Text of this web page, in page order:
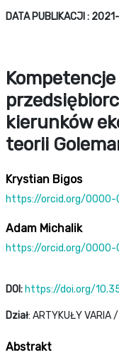
DATA PUBLIKACJI :
kierunków
teorii
Krystian Bigos
https://orcid.org/0000-
Adam Michalik
https://orcid.org/
DOI: https://doi.org/
Dział: ARTYKUŁY VARIA
Abstrakt